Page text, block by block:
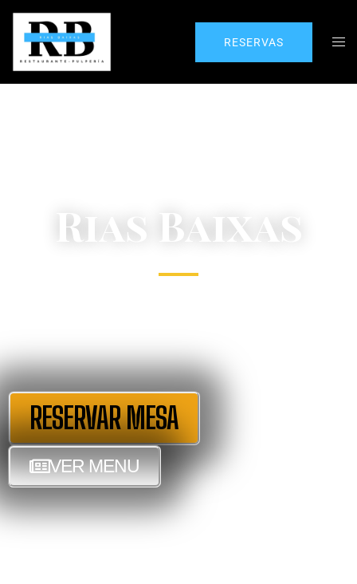
RESERVAS
Rias Baixas
RESERVAR MESA
VER MENU